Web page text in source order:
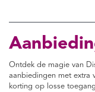
Ontdek de magie van
aanbiedingen met extra
korting op losse